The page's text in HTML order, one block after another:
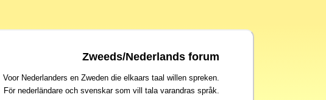
Zweeds/Nederlands forum
Voor Nederlanders en Zweden die elkaars taal willen spreken.
För nederländare och svenskar som vill tala varandras språk.